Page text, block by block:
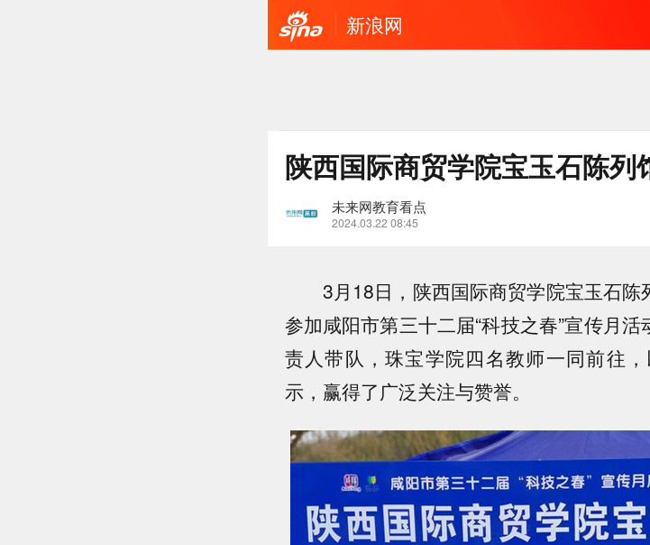
新浪网
陕西国际商贸学院宝玉石陈列
未来网教育看点
2024.03.22 08:45
3月18日，陕西国际商贸学院宝玉石陈
参加咸阳市第三十二届“科技之春”宣传月
责人带队，珠宝学院四名教师一同前往
示，赢得了广泛关注与赞誉。